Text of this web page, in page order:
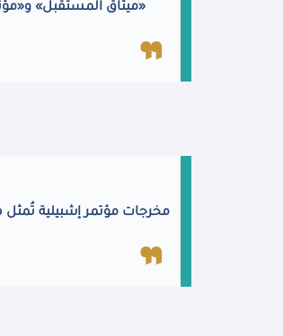
«ميثاق المستقبل»
مخرجات مؤتمر إشبيلية تُمثل